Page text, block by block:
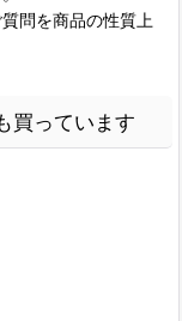
問を商品の性質上
買っています